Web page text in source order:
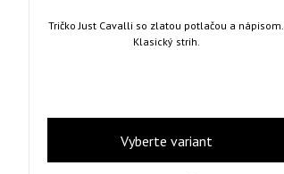
Tričko Just Cavalli so zlatou potlačou a nápisom.
Klasický strih.
Vyberte variant